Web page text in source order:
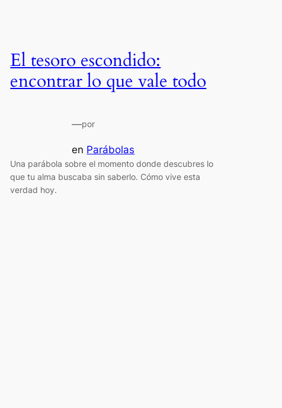
El tesoro escondido:
encontrar lo que vale todo
—por
en Parábolas
Una parábola sobre el momento donde descubres lo
que tu alma buscaba sin saberlo. Cómo vive esta
verdad hoy.